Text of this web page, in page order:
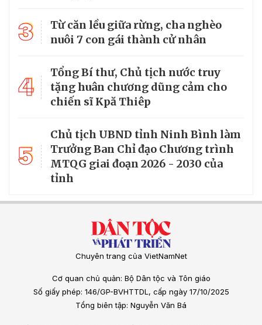
3
Từ căn lều giữa rừng, cha nghèo
nuôi 7 con gái thành cử nhân
4
Tổng Bí thư, Chủ tịch nước truy
tặng huân chương dũng cảm cho
chiến sĩ Kpă Thiêp
5
Chủ tịch UBND tỉnh Ninh Bình làm
Trưởng Ban Chỉ đạo Chương trình
MTQG giai đoạn 2026 - 2030 của
tỉnh
Chuyên trang của VietNamNet
Cơ quan chủ quản: Bộ Dân tộc và Tôn giáo
Số giấy phép: 146/GP-BVHTTDL, cấp ngày 17/10/2025
Tổng biên tập: Nguyễn Văn Bá